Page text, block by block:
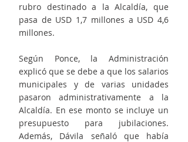
rubro destinado a la Alcaldía, que
pasa de USD 1,7 millones a USD 4,6
millones.
Según Ponce, la Administración
explicó que se debe a que los salarios
municipales y de varias unidades
pasaron administrativamente a la
Alcaldía. En ese monto se incluye un
presupuesto para jubilaciones.
Además, Dávila señaló que había